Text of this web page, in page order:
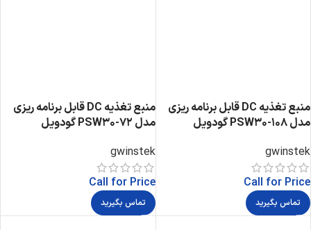
منبع تغذیه DC قابل برنامه ریزی
مدل PSW30-108 گودویل
gwinstek
Call for Price
تماس بگیرید
منبع تغذیه DC قابل برنامه ریزی
مدل PSW30-72 گودویل
gwinstek
Call for Price
تماس بگیرید